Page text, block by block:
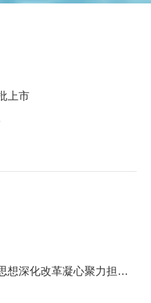
上市
习近平在广西考察：解放思想深化改革凝心聚力担当实干 建设新时代中国特色社会主义壮美广西